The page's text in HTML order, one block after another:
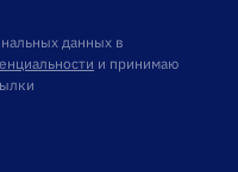
данных в
и принимаю